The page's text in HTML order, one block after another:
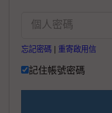
忘記密碼 重寄啟用信
記住帳號密碼